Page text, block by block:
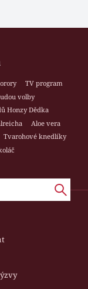
TV program
volby
Honzy Dědka
Aloe vera
Tvarohové knedlíky